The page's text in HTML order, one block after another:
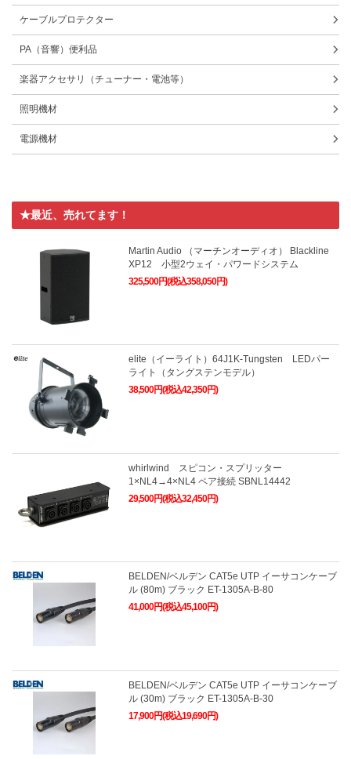
ケーブルプロテクター
PA（音響）便利品
楽器アクセサリ（チューナー・電池等）
照明機材
電源機材
★最近、売れてます！
Martin Audio （マーチンオーディオ） Blackline
XP12 小型2ウェイ・パワードシステム
325,500円(税込358,050円)
elite（イーライト）64J1K-Tungsten LEDパー
ライト（タングステンモデル）
38,500円(税込42,350円)
whirlwind スピコン・スプリッター
1×NL4→4×NL4 ペア接続 SBNL14442
29,500円(税込32,450円)
BELDEN/ベルデン CAT5e UTP イーサコンケーブ
ル (80m) ブラック ET-1305A-B-80
41,000円(税込45,100円)
BELDEN/ベルデン CAT5e UTP イーサコンケーブ
ル (30m) ブラック ET-1305A-B-30
17,900円(税込19,690円)